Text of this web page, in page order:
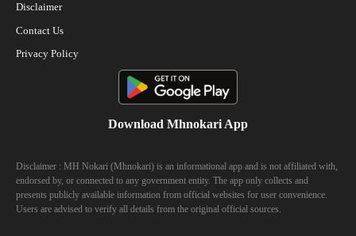
Disclaimer
Contact Us
Privacy Policy
Download Mhnokari App
Disclaimer : MH Nokari (Mhnokari) is an informational app and is not affiliated with,
endorsed by, or connected to any government entity. The app only collects and
presents publicly available information from official websites for user convenience.
Users are advised to verify all details from the original official sources.